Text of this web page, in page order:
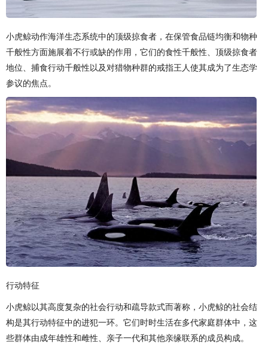
小虎鲸动作海洋生态系统中的顶级掠食者，在保管食品链均衡和物种
千般性方面施展着不行或缺的作用，它们的食性千般性、顶级掠食者
地位、捕食行动千般性以及对猎物种群的戒指王人使其成为了生态学
参议的焦点。
行动特征
小虎鲸以其高度复杂的社会行动和疏导款式而著称，小虎鲸的社会结
构是其行动特征中的进犯一环。它们时时生活在多代家庭群体中，这
些群体由成年雄性和雌性、亲子一代和其他亲缘联系的成员构成。